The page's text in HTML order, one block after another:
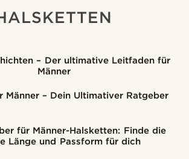
– Der ultimative Leitfaden für
Männer
Männer – Dein Ultimativer Ratgeber
für Männer-Halsketten: Finde die
Länge und Passform für dich